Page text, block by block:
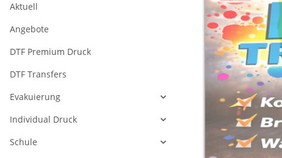
Aktuell
Angebote
DTF Premium Druck
DTF Transfers
Evakuierung
Individual Druck
Schule